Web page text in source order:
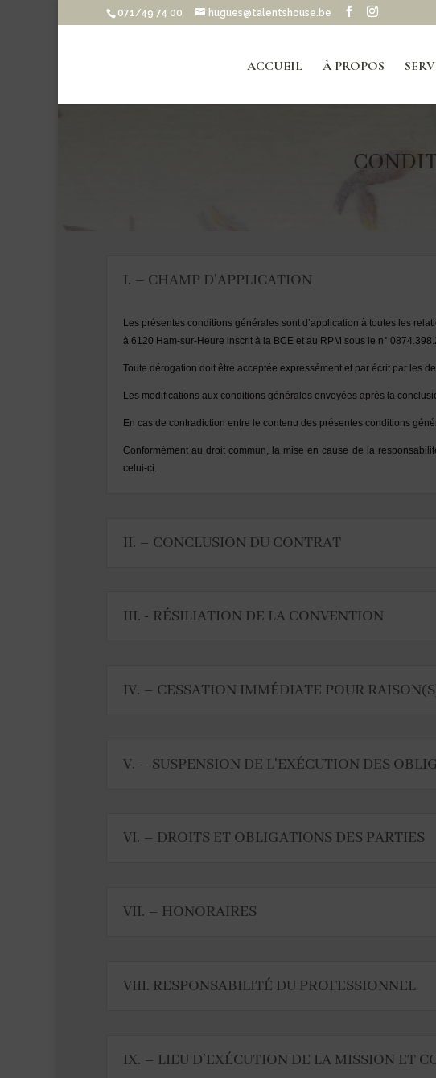
071/49 74 00 hugues@talentshouse.be
ACCUEIL À PROPOS
I. – CHAMP D'APPLICATION
Les présentes conditions générales sont d’application à toutes les
à 6120 Ham-sur-Heure inscrit à la BCE et au RPM sous le n°
Toute dérogation doit être acceptée expressément et par écrit par les
Les modifications aux conditions générales envoyées après la
En cas de contradiction entre le contenu des présentes conditions
Conformément au droit commun, la mise en cause de la
celui-ci.
II. – CONCLUSION DU CONTRAT
III. - RÉSILIATION DE LA CONVENTION
IV. – CESSATION IMMÉDIATE POUR
V. – SUSPENSION DE L'EXÉCUTION DES
VI. – DROITS ET OBLIGATIONS DES PARTIES
VII. – HONORAIRES
VIII. RESPONSABILITÉ DU PROFESSIONNEL
IX. – LIEU D’EXÉCUTION DE LA MISSION ET